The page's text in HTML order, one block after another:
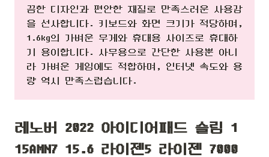
끔한 디자인과 편안한 재질로 만족스러운 사용감
을 선사합니다. 키보드와 화면 크기가 적당하며,
1.6kg의 가벼운 무게와 휴대용 사이즈로 휴대하
기 용이합니다. 사무용으로 간단한 사용뿐 아니
라 가벼운 게임에도 적합하며, 인터넷 속도와 용
량 역시 만족스럽습니다.
레노버 2022 아이디어패드 슬림 1
15AMN7 15.6 라이젠5 라이젠 7000